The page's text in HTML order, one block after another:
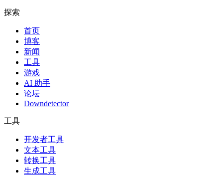
探索
首页
博客
新闻
工具
游戏
AI 助手
论坛
Downdetector
工具
开发者工具
文本工具
转换工具
生成工具